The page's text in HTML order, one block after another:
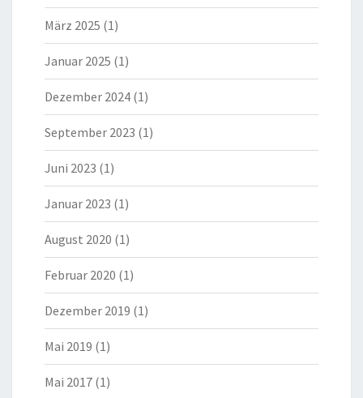
März 2025 (1)
Januar 2025 (1)
Dezember 2024 (1)
September 2023 (1)
Juni 2023 (1)
Januar 2023 (1)
August 2020 (1)
Februar 2020 (1)
Dezember 2019 (1)
Mai 2019 (1)
Mai 2017 (1)